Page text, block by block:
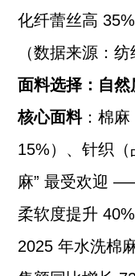
化纤蕾丝高
（数据来源：
面料选择：自
核心面料：棉麻
15%）、针织（
麻” 最受欢迎
柔软度提升
2025 年水洗棉